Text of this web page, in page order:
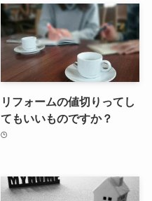
リフォームの値切りってし
てもいいものですか？